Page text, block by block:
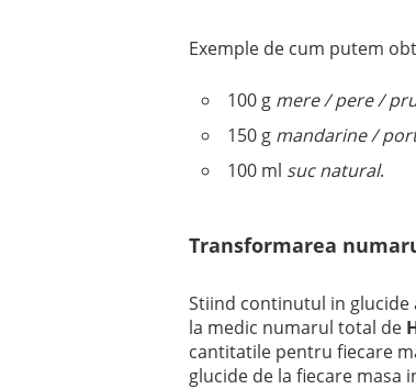
Exemple de cum putem
100 g mere / pere /
150 g mandarine /
100 ml suc natural.
Transformarea
Stiind continutul in glucide
la medic numarul total de
cantitatile pentru fiecare
glucide de la fiecare masa